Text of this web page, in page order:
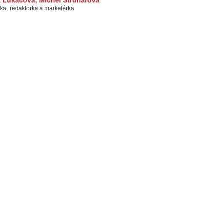
, redaktorka a marketérka